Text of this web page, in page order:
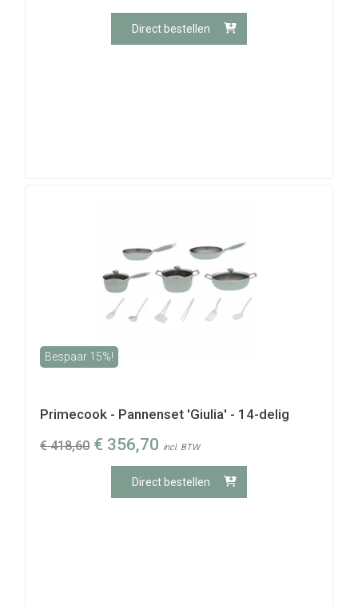
Direct bestellen
Bespaar 15%!
Primecook - Pannenset 'Giulia' - 14-delig
€ 418,60 € 356,70 incl. BTW
Direct bestellen